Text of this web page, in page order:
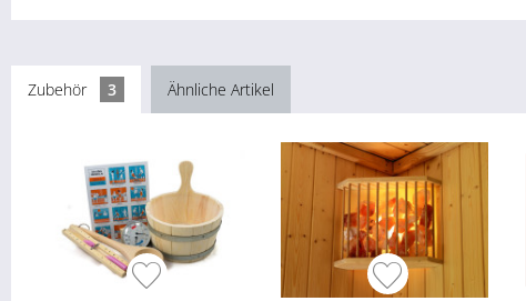
Zubehör 3 Ähnliche Artikel